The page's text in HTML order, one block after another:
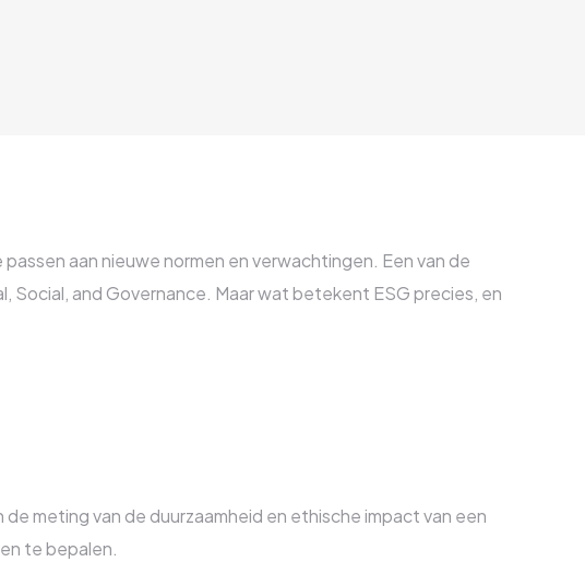
aan nieuwe normen en verwachtingen. Een van de
Social, and Governance. Maar wat betekent ESG precies, en
meting van de duurzaamheid en ethische impact van een
te bepalen.